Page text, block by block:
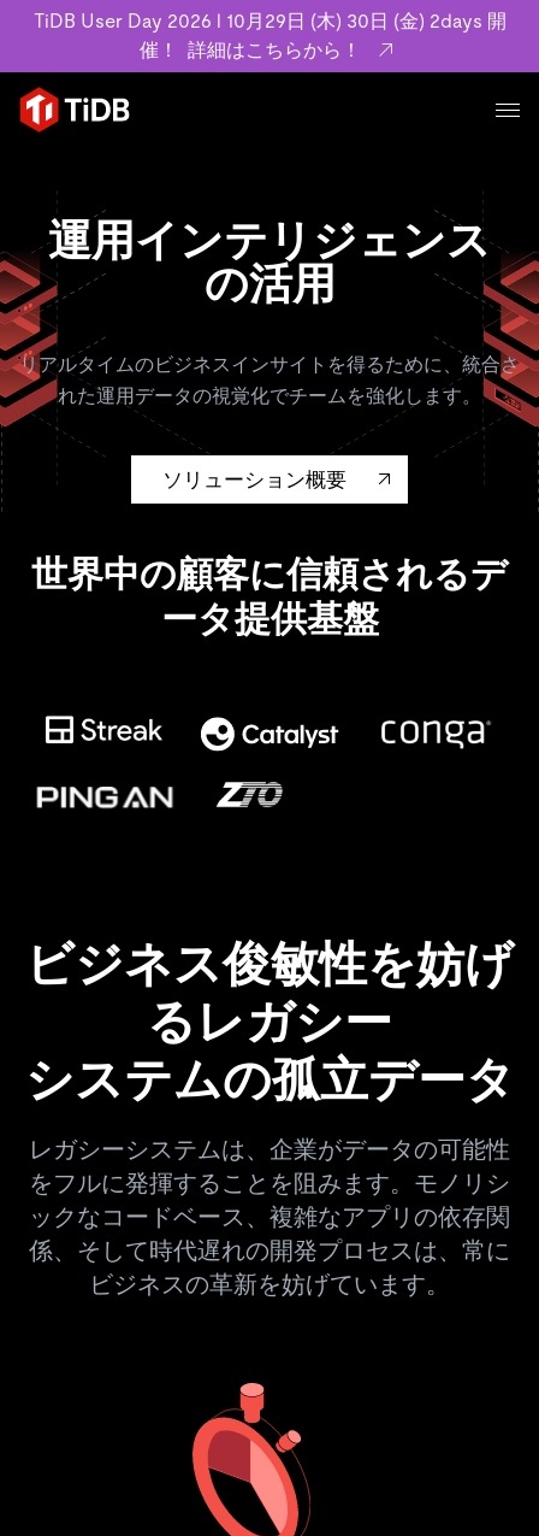
TiDB User Day 2026 l 10月29日 (木) 30日 (金) 2days 開
催！
詳細はこちらから！
プロダクト
MySQL互換の分散データベースで高可用性と水平スケー
ラビリティを備え大規模データをリアルタイムで処理でき
ます。
詳細はこちら
プラン
TiDB Cloud
TiDB Self-Managed
料金
エコシステム
Integrations
TiKV
OSS Insight
ユースケース
事例記事
お客様事例やユーザーによる検証結果の記事などを紹介し
ています。
業界
フィンテック
Eコマース
ユースケース
運用インテリジェンスの活用
リソース
学習コンテンツ
ブログ
ホワイトペーパー
アーカイブ動画
スライド
イベント
Developer Hub
Discord Community
TiDB Labs 認定資格試験
会社概要
規約類
基本規約、TiDBクラウドサービス契約、SLA、利用規約、
す。
お客様のデータの機密性、可用性、安全性について紹介し
会社概要
ニュース
ドキュメント
TiDB Cloud
TiDB
開発者ガイド
無料で始める
運用インテリジェンス
の活用
リアルタイムのビジネスインサイトを得るために、統合さ
れた運用データの視覚化でチームを強化します。
ソリューション概要
世界中の顧客に信頼されるデ
ータ提供基盤
ビジネス俊敏性を妨げ
るレガシー
システムの孤立データ
レガシーシステムは、企業がデータの可能性
をフルに発揮することを阻みます。モノリシ
ックなコードベース、複雑なアプリの依存関
係、そして時代遅れの開発プロセスは、常に
ビジネスの革新を妨げています。